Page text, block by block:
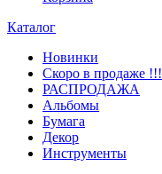
Каталог
Новинки
Скоро в продаже !!!
РАСПРОДАЖА
Альбомы
Бумага
Декор
Инструменты